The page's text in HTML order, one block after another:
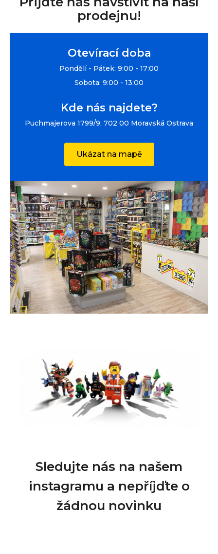
prodejnu!
Otevírací doba
Pondělí - Pátek: 9:00 - 17:00
Sobota: 9:00 - 13:00
Kde nás najdete?
Puchmajerova 1799/9, 702 00 Moravská Ostrava
Ukázat na mapě
Sledujte nás na našem
instagramu a nepříjďte o
žádnou novinku